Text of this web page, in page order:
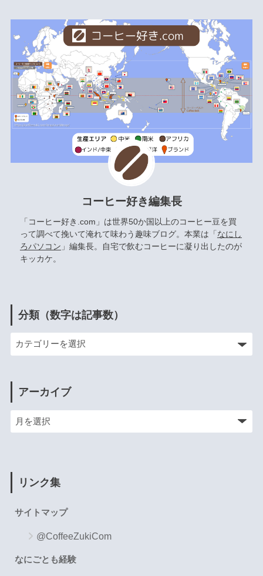
コーヒー好き編集長
「コーヒー好き.com」は世界50か国以上のコーヒー豆を買
って調べて挽いて淹れて味わう趣味ブログ。本業は「 なにし
ろパソコン 」編集長。自宅で飲むコーヒーに凝り出したのが
キッカケ。
分類（数字は記事数）
アーカイブ
リンク集
サイトマップ
@CoffeeZukiCom
なにごとも経験